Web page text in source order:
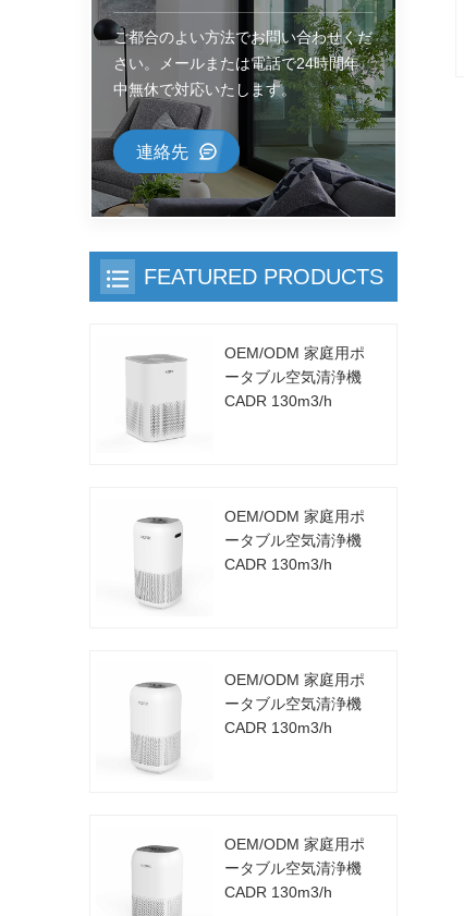
ご都合のよい方法でお問い合わせくだ
さい。メールまたは電話で24時間年
中無休で対応いたします。
連絡先
FEATURED PRODUCTS
OEM/ODM 家庭用ポ
ータブル空気清浄機
CADR 130m3/h
OEM/ODM 家庭用ポ
ータブル空気清浄機
CADR 130m3/h
OEM/ODM 家庭用ポ
ータブル空気清浄機
CADR 130m3/h
OEM/ODM 家庭用ポ
ータブル空気清浄機
CADR 130m3/h